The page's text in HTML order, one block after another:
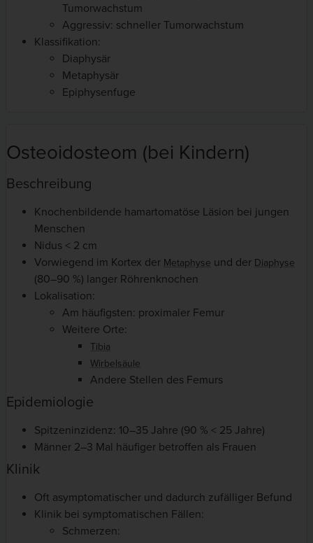
Tumorwachstum
Aggressiv: schneller Tumorwachstum
Klassifikation:
Diaphysär
Metaphysär
Epiphysenfuge
Osteoidosteom (bei Kindern)
Beschreibung
Knochenbildende hamartomatöse Läsion bei jungen
Menschen
Nidus < 2 cm
Vorwiegend im Kortex der Metaphyse und der Diaphyse
(80–90 %) langer Röhrenknochen
Lokalisation:
Am häufigsten: proximaler Femur
Weitere Orte:
Tibia
Wirbelsäule
Andere Stellen des Femurs
Epidemiologie
Spitzeninzidenz: 10–35 Jahre (90 % < 25 Jahre)
Männer 2–3 Mal häufiger betroffen als Frauen
Klinik
Oft asymptomatischer und dadurch zufälliger Befund
Klinik bei symptomatischen Fällen:
Schmerzen: